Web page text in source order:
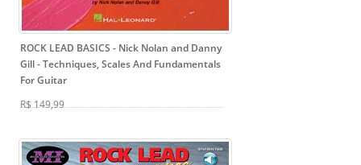
ROCK LEAD BASICS - Nick Nolan and Danny
Gill- Techniques, Scales And Fundamentals
For Guitar
R$ 149,99